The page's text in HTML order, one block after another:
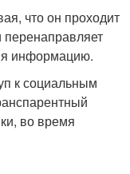
что он проходит
перенаправляет
информацию.
к социальным
во время